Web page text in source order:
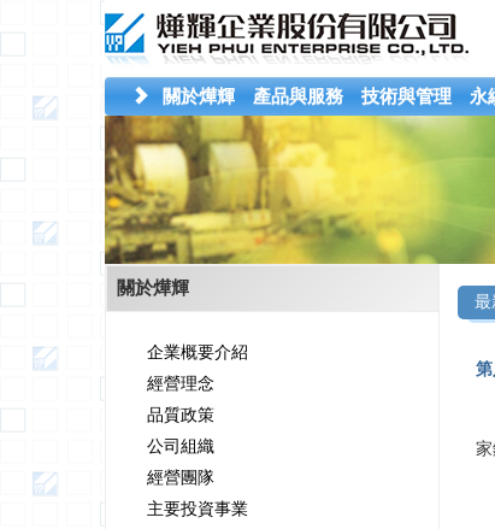
關於燁輝 產品與服務 技術與管理 永
關於燁輝
企業概要介紹
經營理念
品質政策
公司組織
經營團隊
主要投資事業
最
家